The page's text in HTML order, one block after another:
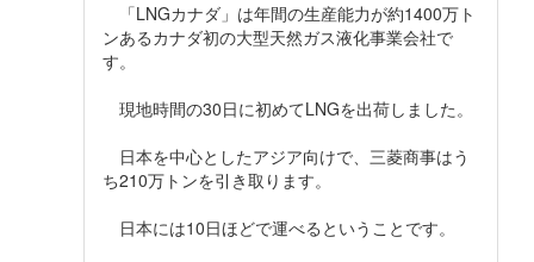
「LNGカナダ」は年間の生産能力が約1400万ト
ンあるカナダ初の大型天然ガス液化事業会社で
す。
現地時間の30日に初めてLNGを出荷しました。
日本を中心としたアジア向けで、三菱商事はう
ち210万トンを引き取ります。
日本には10日ほどで運べるということです。